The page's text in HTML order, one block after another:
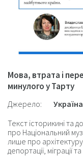
Мова, втрата і
минулого у Тарту
Джерело:
Текст історикині та
про Національний
лише про
депортації, міграції